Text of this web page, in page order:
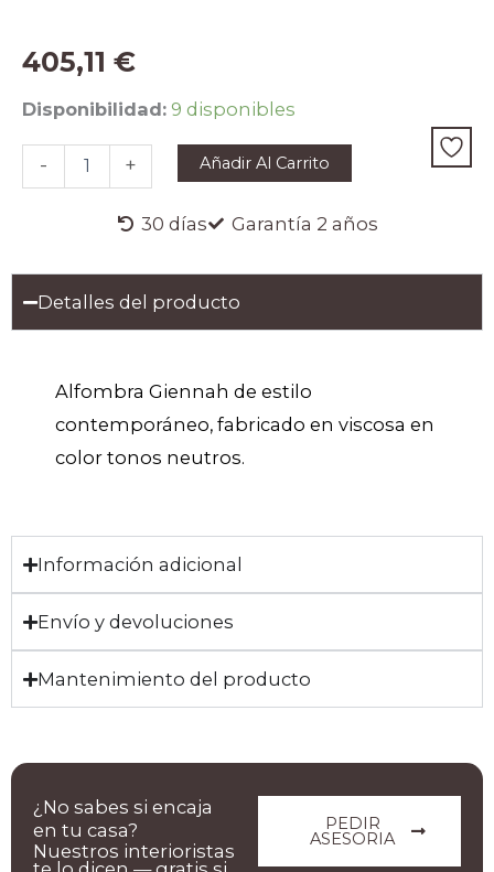
405,11 €
Disponibilidad: 9 disponibles
-
ALFOMBRA
GIENNAH
cantidad
+ Añadir Al Carrito
30 días Garantía 2 años
Detalles del producto
Alfombra Giennah de estilo
contemporáneo, fabricado en viscosa en
color tonos neutros.
Información adicional
Envío y devoluciones
Mantenimiento del producto
PEDIR
ASESORIA
¿No sabes si encaja
en tu casa?
Nuestros interioristas